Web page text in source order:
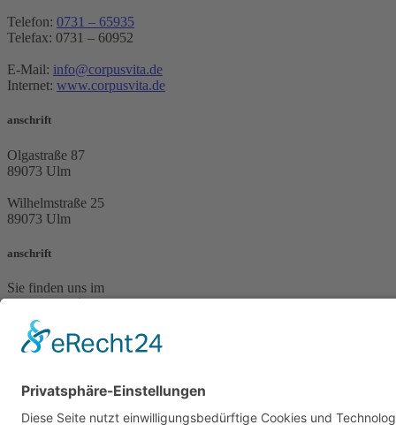
Telefon: 0731 – 65935
Telefax: 0731 – 60952
E-Mail: info@corpusvita.de
Internet: www.corpusvita.de
anschrift
Olgastraße 87
89073 Ulm
Wilhelmstraße 25
89073 Ulm
anschrift
Sie finden uns im
Ulmer Praxiszentrum
Olgastrasse 87
89073 Ulm
Telefon: 0731 – 65935
Telefax: 0731 – 60952